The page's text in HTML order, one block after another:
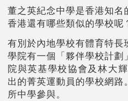
董之英紀念中學是香港知名
香港還有哪些類似的學校呢
有別於內地學校有體育特長
學院有一個「夥伴學校計劃
院與英基學校協會及林大
出的菁英運動員的學校網路
所中學參與。